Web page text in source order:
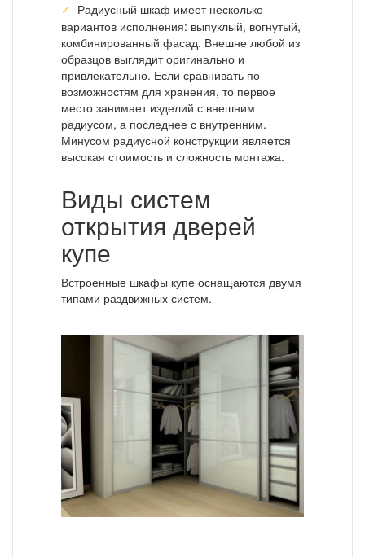
Радиусный шкаф имеет несколько
вариантов исполнения: выпуклый, вогнутый,
комбинированный фасад. Внешне любой из
образцов выглядит оригинально и
привлекательно. Если сравнивать по
возможностям для хранения, то первое
место занимает изделий с внешним
радиусом, а последнее с внутренним.
Минусом радиусной конструкции является
высокая стоимость и сложность монтажа.
Виды систем
открытия дверей
купе
Встроенные шкафы купе оснащаются двумя
типами раздвижных систем.